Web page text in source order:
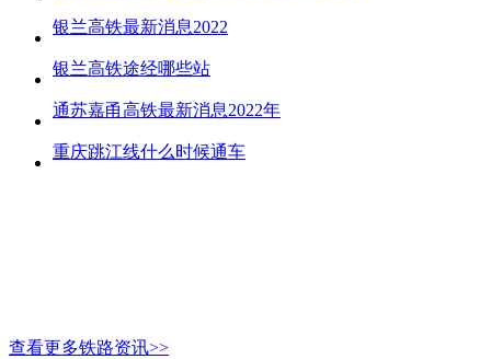
银兰高铁最新消息2022
银兰高铁途经哪些站
通苏嘉甬高铁最新消息2022年
重庆跳江线什么时候通车
查看更多铁路资讯>>